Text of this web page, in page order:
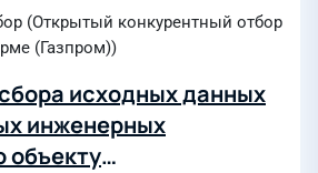
(Открытый конкурентный отбор
(Газпром))
исходных данных
инженерных
объекту